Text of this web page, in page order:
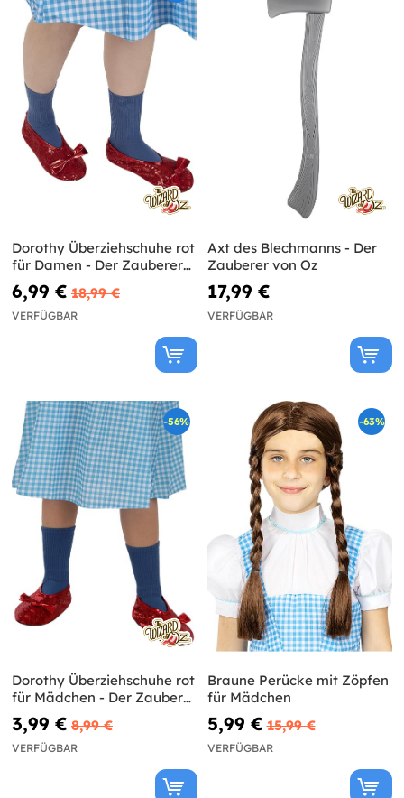
Dorothy Überziehschuhe rot
für Damen - Der Zauberer
von Oz
6,99 € 18,99 €
VERFÜGBAR
Axt des Blechmanns - Der
Zauberer von Oz
17,99 €
VERFÜGBAR
-56%
Dorothy Überziehschuhe rot
für Mädchen - Der Zauberer
von Oz
3,99 € 8,99 €
VERFÜGBAR
-63%
Braune Perücke mit Zöpfen
für Mädchen
5,99 € 15,99 €
VERFÜGBAR